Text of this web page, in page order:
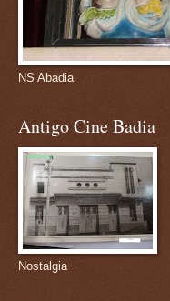
NS Abadia
Antigo Cine Badia
Nostalgia